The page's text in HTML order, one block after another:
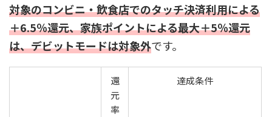
対象のコンビニ・飲食店でのタッチ決済利用による
＋6.5％還元、家族ポイントによる最大＋5％還元
は、デビットモードは対象外です。
還
元
率
達成条件